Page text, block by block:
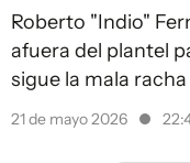
Roberto "Indio"
afuera del plantel
sigue la mala
21 de mayo 2026